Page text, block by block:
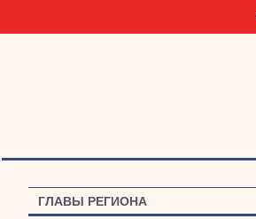
ГЛАВЫ РЕГИОНА